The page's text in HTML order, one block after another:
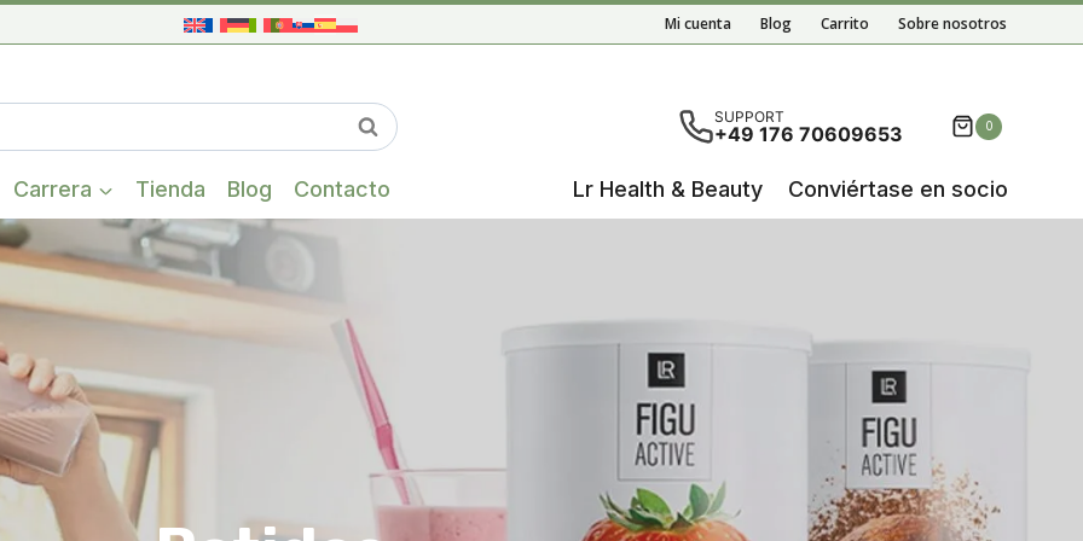
Mi cuenta Blog Carrito Sobre nosotros
BuscarCuando hay resultados autocompletados, puedes utilizar las
SUPPORT
+49 176 70609653 0
Carrera Tienda Blog Contacto Lr Health & Beauty Conviértase en socio